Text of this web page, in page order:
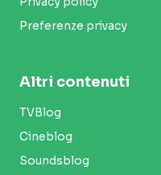
Preferenze privacy
Altri contenuti
TVBlog
Cineblog
Soundsblog